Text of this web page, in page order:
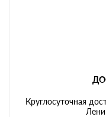
Круглосуточная